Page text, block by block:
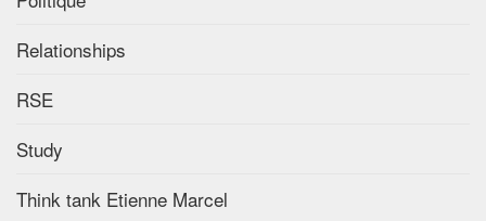
Relationships
RSE
Study
Think tank Etienne Marcel